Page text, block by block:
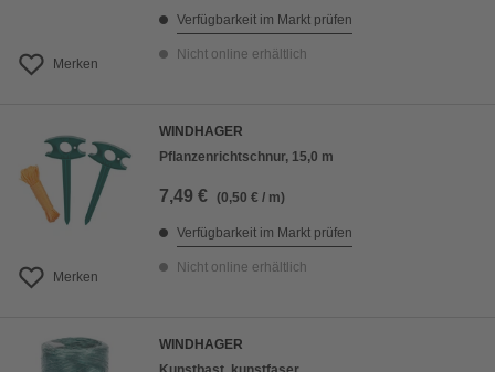
Merken
Verfügbarkeit im Markt prüfen
Nicht online erhältlich
Merken
WINDHAGER
Pflanzenrichtschnur, 15,0 m
7,49 € (0,50 € / m)
Verfügbarkeit im Markt prüfen
Nicht online erhältlich
WINDHAGER